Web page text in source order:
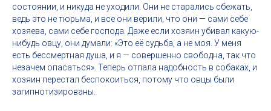
состоянии, и никуда не уходили. Они не старались сбежать,
ведь это не тюрьма, и все они верили, что они — сами себе
хозяева, сами себе господа. Даже если хозяин убивал какую-
нибудь овцу, они думали: «Это её судьба, а не моя. У меня
есть бессмертная душа, и я — совершенно свободна, так что
незачем опасаться». Теперь отпала надобность в собаках, и
хозяин перестал беспокоиться, потому что овцы были
загипнотизированы.